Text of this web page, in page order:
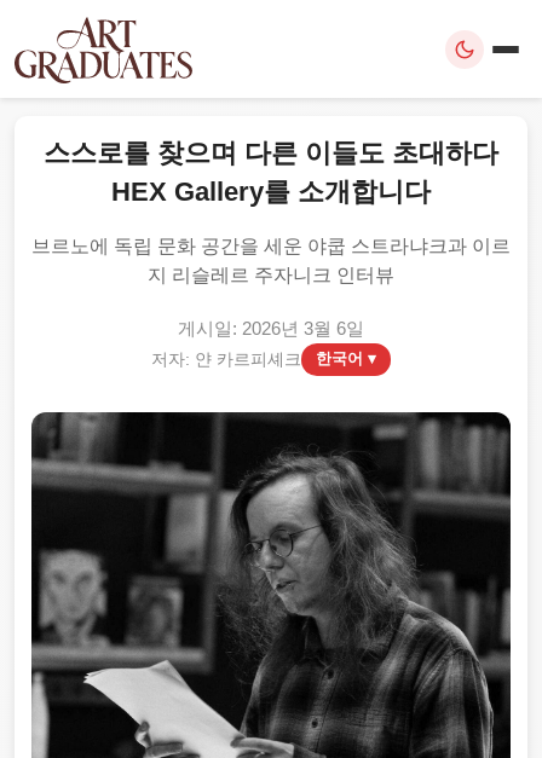
스스로를 찾으며 다른 이들도 초대하다
HEX Gallery를 소개합니다
브르노에 독립 문화 공간을 세운 야쿱 스트라냐크과 이르
지 리슬레르 주자니크 인터뷰
게시일: 2026년 3월 6일
저자: 얀 카르피셰크 한국어 ▾